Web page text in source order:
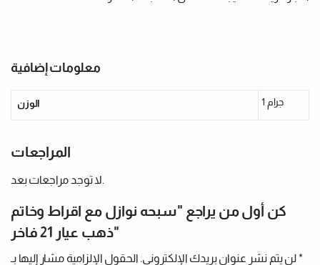
معلومات إضافية
الوزن 1 جرام
المراجعات
لا توجد مراجعات بعد.
كن أول من يراجع "سبحه نوازل مع اقراط وخاتم
ذهب عيار 21 فاخر"
لن يتم نشر عنوان بريدك الإلكتروني.الحقول الإلزامية مشار إليها بـ*